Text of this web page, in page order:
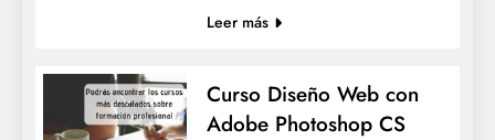
Leer más
Curso Diseño Web con
Adobe Photoshop CS